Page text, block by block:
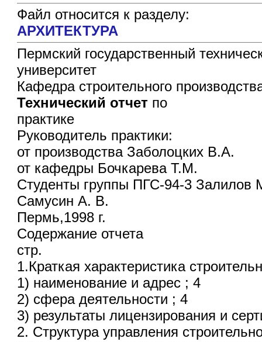
Файл относится к разделу:
АРХИТЕКТУРА
Пермский государственный
университет
Кафедра строительного
Технический отчет по
практике
Руководитель практики:
от производства Заболоцких В.А.
от кафедры Бочкарева Т.М.
Студенты группы ПГС-94-3 Залилов
Самусин А. В.
Пермь,1998 г.
Содержание отчета
стр.
1.Краткая характеристика
1) наименование и адрес ; 4
2) сфера деятельности ; 4
3) результаты лицензирования и
2. Структура управления